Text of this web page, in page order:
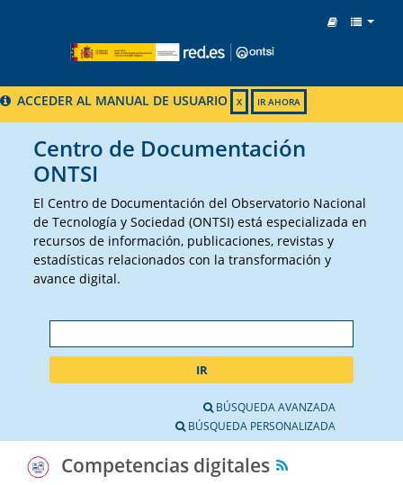
ACCEDER AL MANUAL DE USUARIO X IR AHORA
Centro de Documentación
ONTSI
El Centro de Documentación del Observatorio Nacional
de Tecnología y Sociedad (ONTSI) está especializada en
recursos de información, publicaciones, revistas y
estadísticas relacionados con la transformación y
avance digital.
IR
BÚSQUEDA AVANZADA
BÚSQUEDA PERSONALIZADA
Competencias digitales